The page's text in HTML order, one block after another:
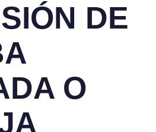
DE
O